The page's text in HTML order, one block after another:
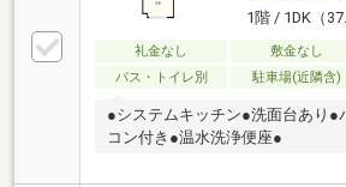
1階 / 1DK（
礼金なし 敷金なし
バス・トイレ別
駐車場(近隣含)
●システムキッチン●洗面台あり●
コン付き●温水洗浄便座●